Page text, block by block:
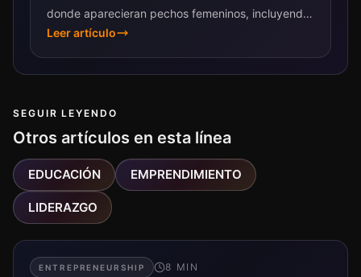
donde aparecieran pechos femeninos, incluyendo
muchas escenas de madres amamantando a sus
bebés, porque...
Leer artículo
SEGUIR LEYENDO
Otros artículos en esta línea
EDUCACIÓN EMPRENDIMIENTO
LIDERAZGO
ENTREPRENEURSHIP 8 MIN